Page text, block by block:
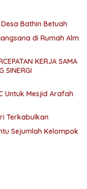
Bathin Betuah
di Rumah Alm
KERJA SAMA
SINERGI
Untuk Mesjid Arafah
Terkabulkan
Sejumlah Kelompok